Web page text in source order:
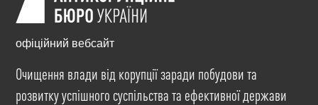
офіційний вебсайт
Очищення влади від корупції заради побудови та
розвитку успішного суспільства та ефективної держави